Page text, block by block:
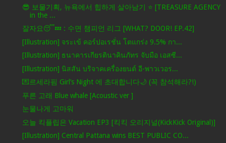
😎 보물기획, 뉴욕에서 힙하게 살아남기 ⭐️ [TREASURE AGENCY
in the ...
잘자요😴💤 : 수면 챔피언 리그 [WHAT? DOOR! EP.42]
[Illustration] จระเข้ คอร์ปอเรชั่น โตแกร่ง 9.5% กา...
[Illustration] ธนาคารเกียรตินาคินภัทร จับมือ เอสซี...
[Illustration] นิสสัน บริจาคเครื่องยนต์ อี-พาวเวอร...
💌르세라핌 Girl’s Night 에 초대합니다🌙 (꼭 참석해라?!)
푸른 고래 Blue whale [Acoustic ver ]
눈물나게 고마워
오늘 킥플립은 Vacation EP3 [킥킥 오리지널(KickKick Original)]
[Illustration] Central Pattana wins BEST PUBLIC CO...